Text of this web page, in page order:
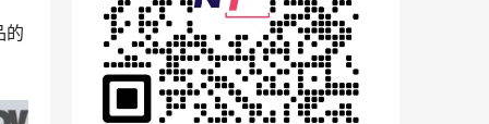
的